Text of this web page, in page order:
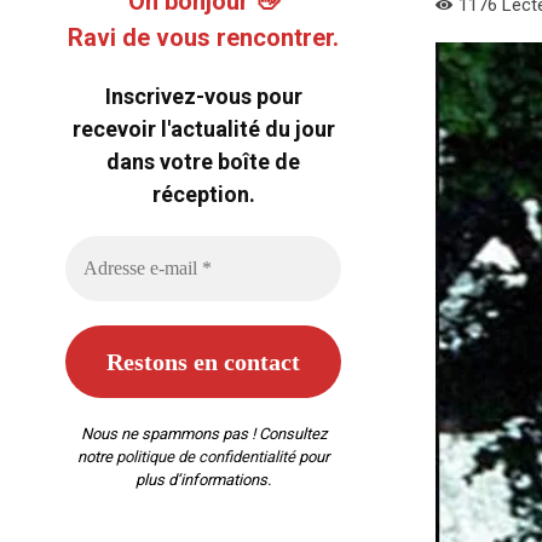
Ravi de vous rencontrer.
Inscrivez-vous pour
recevoir l'actualité du jour
dans votre boîte de
réception.
Nous ne spammons pas ! Consultez
notre politique de confidentialitépour
plus d’informations.
1176